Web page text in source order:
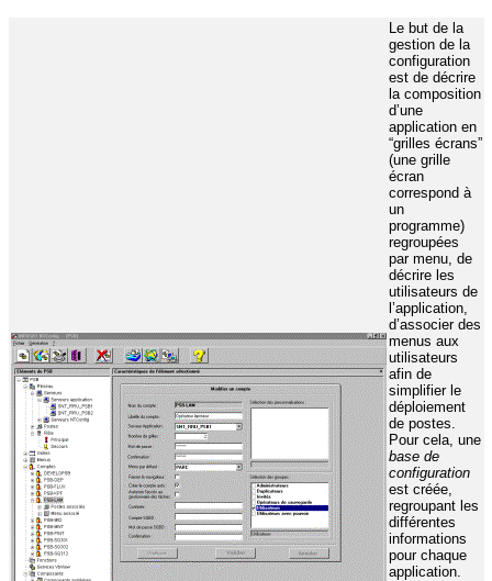
Le but de la
gestion de la
configuration
est de décrire
la composition
d’une
application en
“grilles écrans”
(une grille
écran
correspond à
un
programme)
regroupées
par menu, de
décrire les
utilisateurs de
l’application,
d’associer des
menus aux
utilisateurs
afin de
simplifier le
déploiement
de postes.
Pour cela, une
base de
configuration
est créée,
regroupant les
différentes
informations
pour chaque
application.